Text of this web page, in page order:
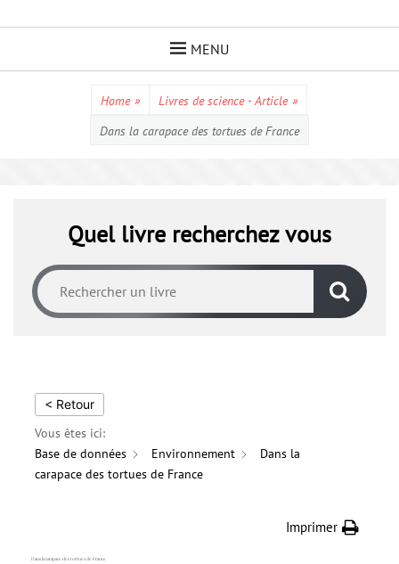
MENU
Home » Livres de science - Article »
Dans la carapace des tortues de France
Quel livre recherchez vous
< Retour
Vous êtes ici:
Base de données
Environnement
Dans la
carapace des tortues de France
Imprimer
Dans la carapace des tortues de France